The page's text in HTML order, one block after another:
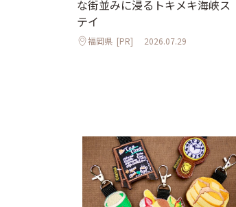
な街並みに浸るトキメキ海峡ス
テイ
福岡県 [PR] 2026.07.29